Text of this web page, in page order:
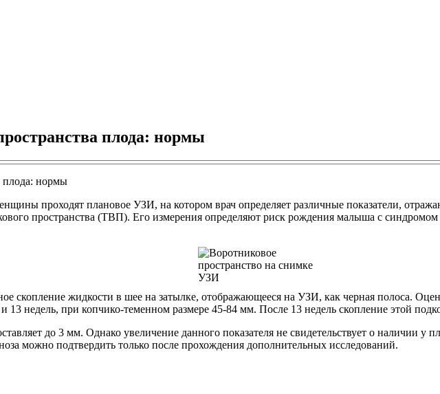
плода: нормы
проходят плановое УЗИ, на котором врач определяет различные показатели,
пространства (ТВП). Его измерения определяют риск рождения малыша с
скопление жидкости в шее на затылке, отображающееся на УЗИ, как черная полоса.
13 недель, при копчико-теменном размере 45-84 мм. После 13 недель скопление этой
до 3 мм. Однако увеличение данного показателя не свидетельствует о наличии у
можно подтвердить только после прохождения дополнительных исследований.